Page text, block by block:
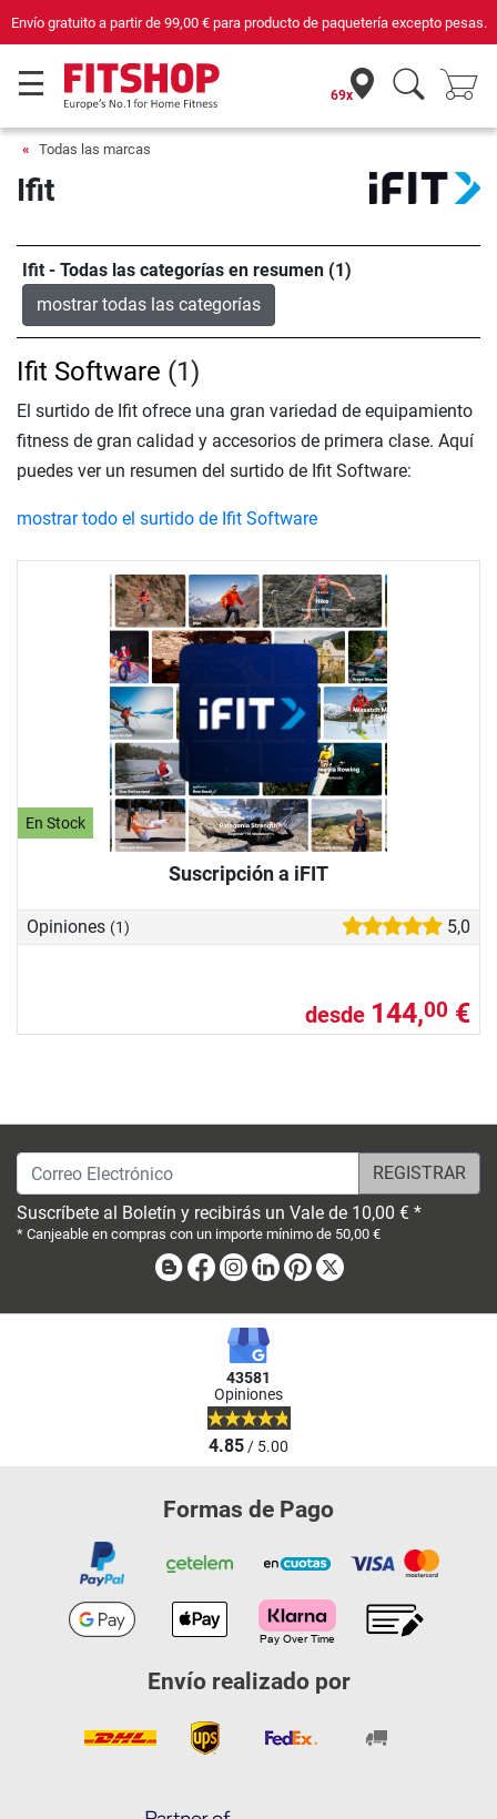
Envío gratuito a partir de 99,00 €para producto de paquetería excepto pesas.
69x
Todas las marcas
Ifit
Ifit - Todas las categorías en resumen (1)
mostrar todas las categorías
En Stock
Suscripción a iFIT
Opiniones (1) 5,0
desde 144,00 €
Ifit Software (1)
El surtido de Ifit ofrece una gran variedad de equipamiento
fitness de gran calidad y accesorios de primera clase. Aquí
puedes ver un resumen del surtido de Ifit Software:
mostrar todo el surtido de Ifit Software
Correo Electrónico
Suscríbete al Boletín y recibirás un Vale de 10,00 € *
* Canjeable en compras con un importe mínimo de 50,00 €
BlogFacebook
Instagram
LinkedinPinterest
43581
Opiniones
4.85/ 5.00
Formas de Pago
Envío realizado por